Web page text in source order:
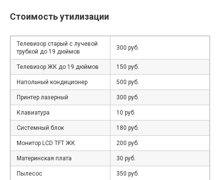
Стоимость утилизации
Телевизор старый с лучевой
трубкой до 19 дюймов
300 руб.
Телевизор ЖК до 19 дюймов 150 руб.
Напольный кондиционер 500 руб.
Принтер лазерный 300 руб.
Клавиатура 10 руб.
Системный блок 180 руб.
Монитор LCD TFT ЖК 200 руб.
Материнская плата 30 руб.
Пылесос 350 руб.